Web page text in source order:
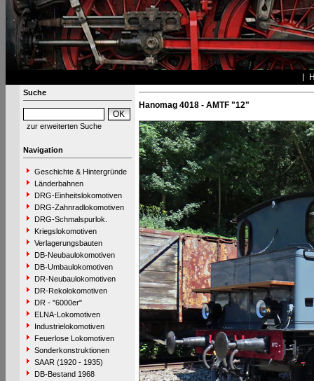
Suche
zur erweiterten Suche
Navigation
Geschichte & Hintergründe
Länderbahnen
DRG-Einheitslokomotiven
DRG-Zahnradlokomotiven
DRG-Schmalspurlok.
Kriegslokomotiven
Verlagerungsbauten
DB-Neubaulokomotiven
DB-Umbaulokomotiven
DR-Neubaulokomotiven
DR-Rekolokomotiven
DR - "6000er"
ELNA-Lokomotiven
Industrielokomotiven
Feuerlose Lokomotiven
Sonderkonstruktionen
SAAR (1920 - 1935)
DB-Bestand 1968
Hanomag 4018 - AMTF "12"